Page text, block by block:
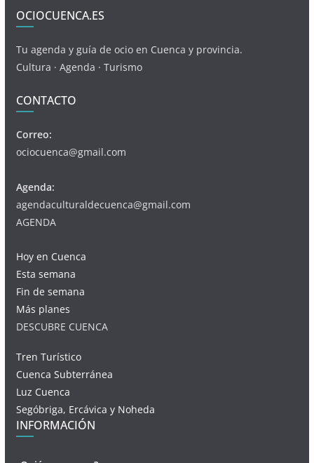
OCIOCUENCA.ES
Tu agenda y guía de ocio en Cuenca y provincia.
Cultura · Agenda · Turismo
CONTACTO
Correo:
ociocuenca@gmail.com
Agenda:
agendaculturaldecuenca@gmail.com
AGENDA
Hoy en Cuenca
Esta semana
Fin de semana
Más planes
DESCUBRE CUENCA
Tren Turístico
Cuenca Subterránea
Luz Cuenca
Segóbriga, Ercávica y Noheda
INFORMACIÓN